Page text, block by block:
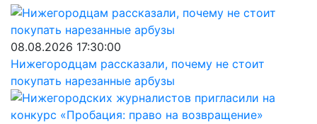
08.08.2026 17:30:00
Нижегородцам рассказали, почему не стоит
покупать нарезанные арбузы